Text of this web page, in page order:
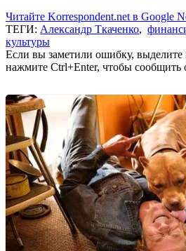
Читайте Korrespondent.net в Google
ТЕГИ: Александр Ткаченко,
культуры
Если вы заметили ошибку, выделите
нажмите Ctrl+Enter, чтобы сообщить